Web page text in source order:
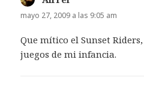
mayo 27, 2009 a las 9:05 am
Que mítico el Sunset
juegos de mi infancia.